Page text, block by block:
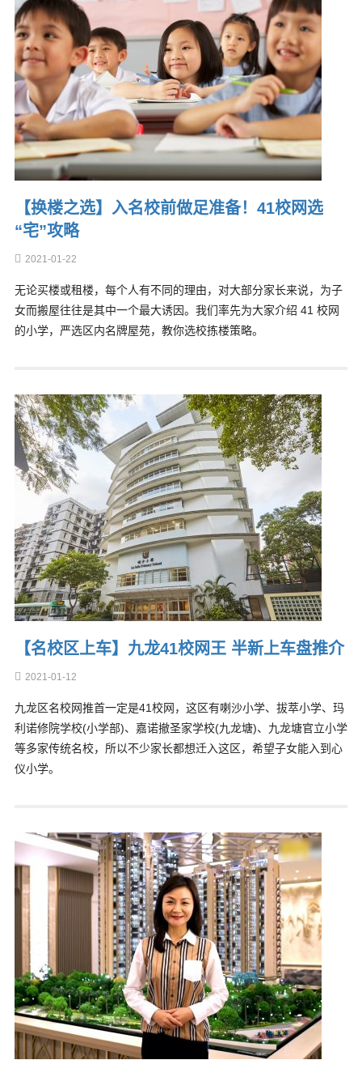
【换楼之选】入名校前做足准备！41校网选
“宅”攻略
2021-01-22
无论买楼或租楼，每个人有不同的理由，对大部分家长来说，为子
女而搬屋往往是其中一个最大诱因。我们率先为大家介绍 41 校网
的小学，严选区内名牌屋苑，教你选校拣楼策略。
【名校区上车】九龙41校网王 半新上车盘推介
2021-01-12
九龙区名校网推首一定是41校网，这区有喇沙小学、拔萃小学、玛
利诺修院学校(小学部)、嘉诺撤圣家学校(九龙塘)、九龙塘官立小学
等多家传统名校，所以不少家长都想迁入这区，希望子女能入到心
仪小学。